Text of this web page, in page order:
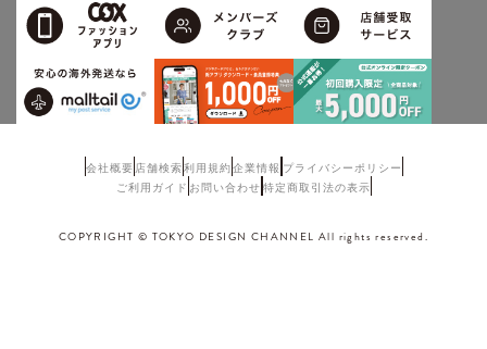
会社概要 店舗検索利用規約企業情報 プライバシーポリシー
ご利用ガイド お問い合わせ 特定商取引法の表示
COPYRIGHT © TOKYO DESIGN CHANNEL All rights reserved.